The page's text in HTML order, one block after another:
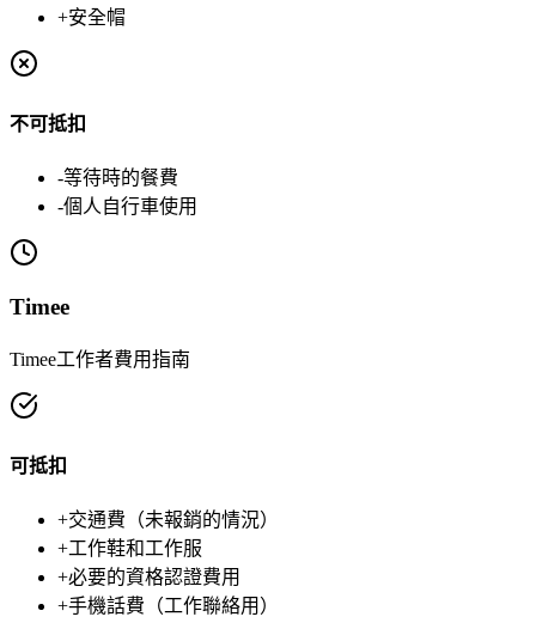
+安全帽
不可抵扣
-等待時的餐費
-個人自行車使用
Timee
Timee工作者費用指南
可抵扣
+交通費（未報銷的情況）
+工作鞋和工作服
+必要的資格認證費用
+手機話費（工作聯絡用）